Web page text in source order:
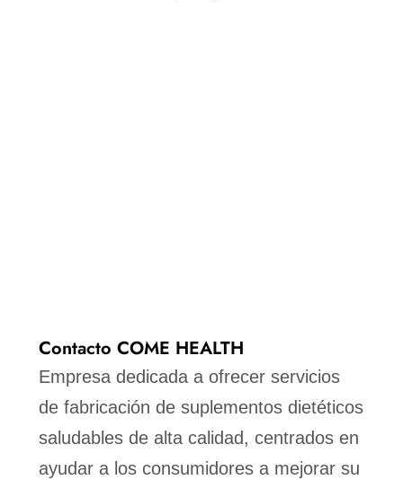
Contacto COME HEALTH
Empresa dedicada a ofrecer servicios
de fabricación de suplementos dietéticos
saludables de alta calidad, centrados en
ayudar a los consumidores a mejorar su